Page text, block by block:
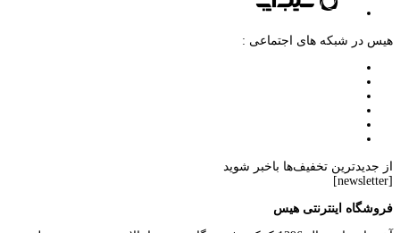
هیس در شبکه های اجتماعی :
از جدیدترین تخفیف‌ها باخبر شوید
[newsletter]
فروشگاه اینترنتی هیس